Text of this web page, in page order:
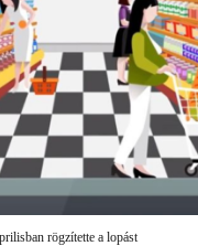
rögzítette a lopást